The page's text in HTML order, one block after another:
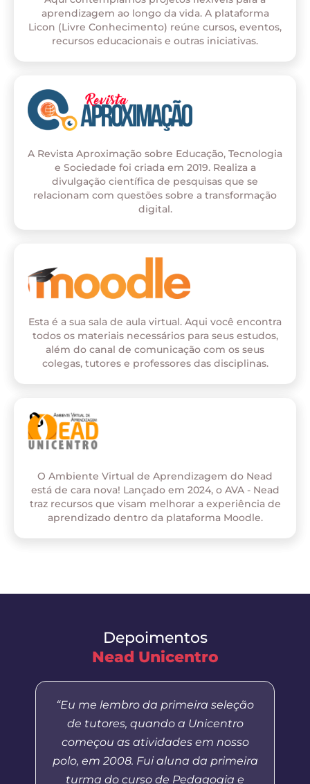
aprendizagem ao longo da vida. A plataforma
Licon (Livre Conhecimento) reúne cursos, eventos,
recursos educacionais e outras iniciativas.
A Revista Aproximação sobre Educação, Tecnologia
e Sociedade foi criada em 2019. Realiza a
divulgação científica de pesquisas que se
relacionam com questões sobre a transformação
digital.
Esta é a sua sala de aula virtual. Aqui você encontra
todos os materiais necessários para seus estudos,
além do canal de comunicação com os seus
colegas, tutores e professores das disciplinas.
O Ambiente Virtual de Aprendizagem do Nead
está de cara nova! Lançado em 2024, o AVA - Nead
traz recursos que visam melhorar a experiência de
aprendizado dentro da plataforma Moodle.
Depoimentos
Nead Unicentro
“Eu me lembro da primeira seleção
de tutores, quando a Unicentro
começou as atividades em nosso
polo, em 2008. Fui aluna da primeira
turma do curso de Pedagogia e